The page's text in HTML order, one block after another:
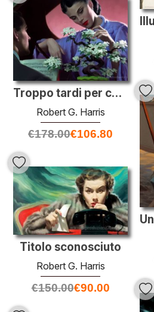
Troppo tardi per cambiare, la storia illustrazione Sabato Evenin
Robert G. Harris
€178.00€106.80
Titolo sconosciuto
Robert G. Harris
€150.00€90.00